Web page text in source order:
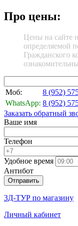
Про цены:
Цены на сайте
определяемой
Гражданского
Моб: 8 (952)
WhatsApp: 8 (952)
Заказать обратный
Ваше имя
Телефон
Удобное время
Антибот
Отправить
3Д-ТУР по магазину
Личный кабинет